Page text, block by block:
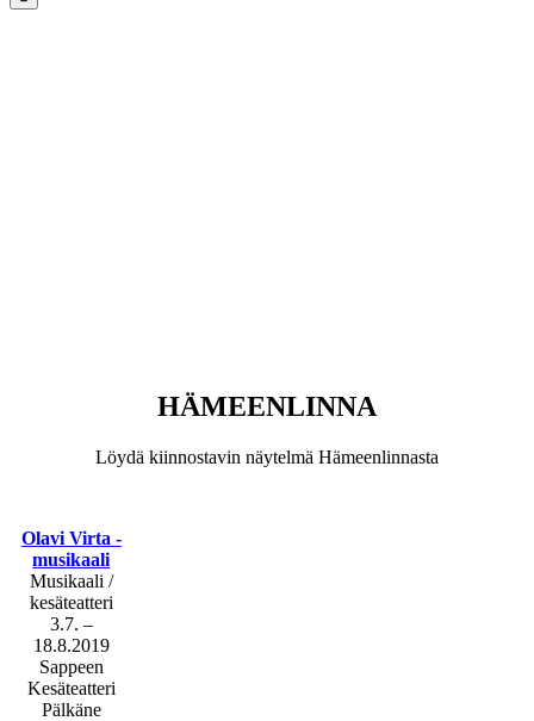
HÄMEENLINNA
Löydä kiinnostavin näytelmä Hämeenlinnasta
Olavi Virta -
musikaali
Musikaali /
kesäteatteri
3.7. –
18.8.2019
Sappeen
Kesäteatteri
Pälkäne